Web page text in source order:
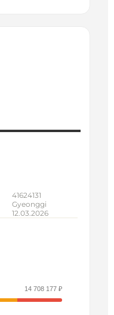
41624131
Gyeonggi
12.03.2026
14 708 177 ₽